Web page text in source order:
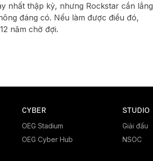
nhất thập kỷ, nhưng Rockstar cần lắng
đáng có. Nếu làm được điều đó,
năm chờ đợi.
CYBER
OEG Stadium
OEG Cyber Hub
STUDIO
Giải đấu
NSOC